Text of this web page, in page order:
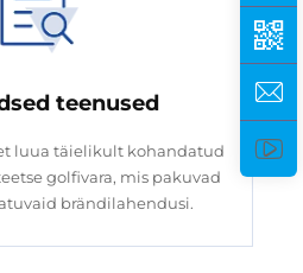
teenused
luua täielikult kohandatud
golfivara, mis pakuvad
brändilahendusi.